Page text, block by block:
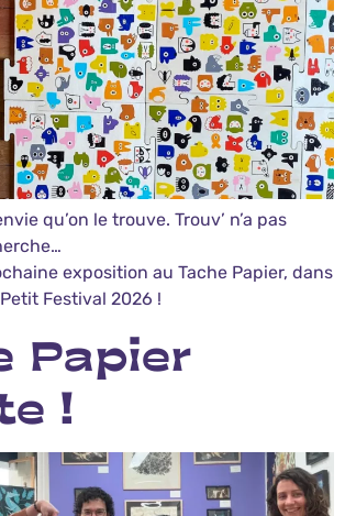
qu’on le trouve. Trouv’ n’a pas
exposition au Tache Papier, dans
Festival 2026 !
Papier
!